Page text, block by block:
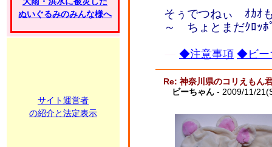
ぬいぐるみのみんな様へ
サイト運営者
の紹介と法定表示
そぅでつねぃ ｵｶｵ
～ ちょとまだｸﾛｯ
◆注意事項 ◆ビー
Re: 神奈川県のコリえもん
ビーちゃん - 2009/11/